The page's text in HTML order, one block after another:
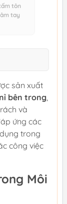
tôn
tay
sản xuất
bên trong
và
ứng các
trong
công việc
Môi